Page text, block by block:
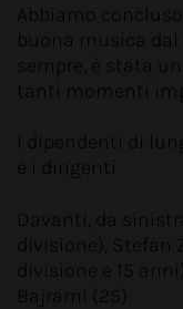
Abbiamo
buona musica dal
sempre, è stata
tanti momenti
I dipendenti di
e i dirigenti
Davanti, da
divisione), Stefan
divisione e 15
Bajrami (25)